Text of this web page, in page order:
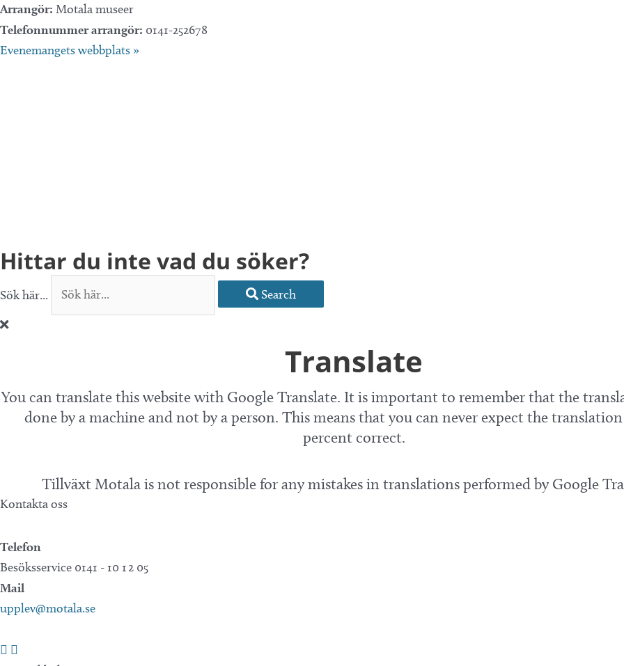
Arrangör: Motala museer
Telefonnummer arrangör: 0141-252678
Evenemangets webbplats »
Hittar du inte vad du söker?
Sök här... Search
Translate
You can translate this website with Google Translate. It is important to remember that the
done by a machine and not by a person. This means that you can never expect the
percent correct.
Tillväxt Motala is not responsible for any mistakes in translations performed by Google
Kontakta oss
Telefon
Besöksservice 0141 - 10 1 2 05
Mail
upplev@motala.se